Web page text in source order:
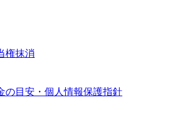
権抹消
の目安・個人情報保護指針